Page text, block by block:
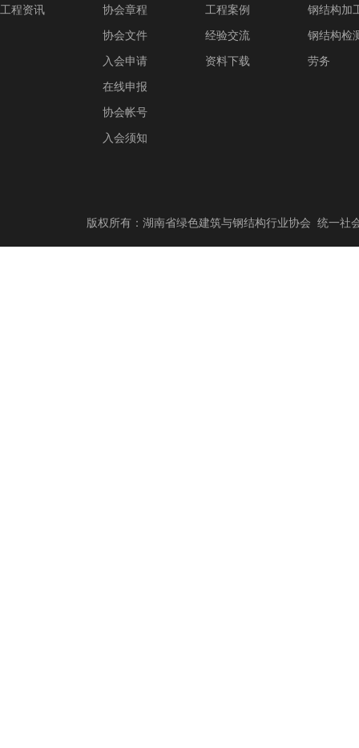
工程资讯
协会章程
协会文件
入会申请
在线申报
协会帐号
入会须知
工程案例
经验交流
资料下载
钢结构加
钢结构检
劳务
版权所有：湖南省绿色建筑与钢结构行业协会 统一